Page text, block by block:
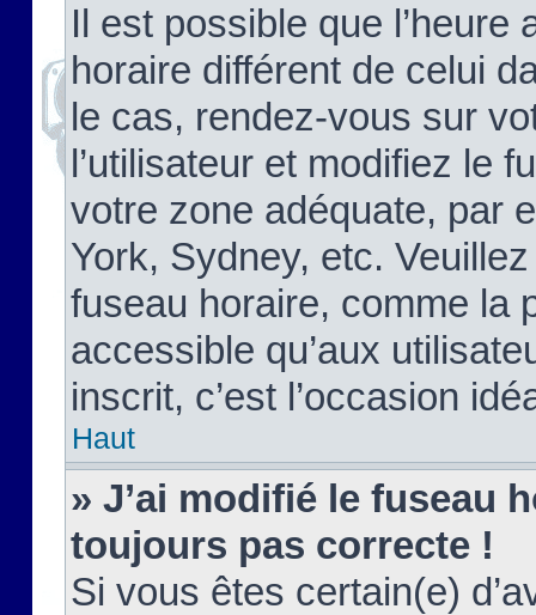
Il est possible que
horaire différent de celui
le cas, rendez-vous sur
l’utilisateur et modifiez le
votre zone adéquate, par
York, Sydney, etc.
fuseau horaire, comme la
accessible qu’aux
inscrit, c’est l’occasion
Haut
» J’ai modifié le fuseau
toujours pas correcte !
Si vous êtes certain(e)